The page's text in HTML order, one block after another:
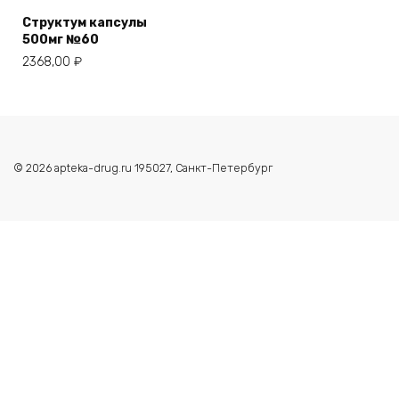
Структум капсулы
500мг №60
2368,00 ₽
© 2026 apteka-drug.ru 195027, Санкт-Петербург